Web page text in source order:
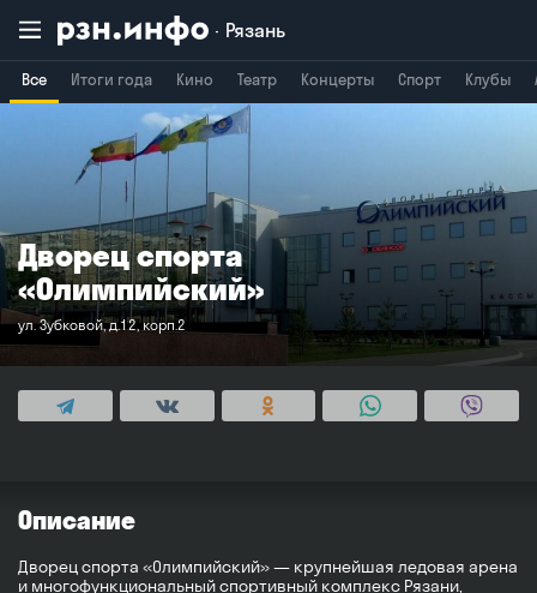
Рязань
Все Итоги года Кино Театр Концерты Спорт Клубы
Владимир Брянск
Дворец спорта
«Олимпийский»
ул. Зубковой, д.12, корп.2
Описание
Дворец спорта «Олимпийский» — крупнейшая ледовая арена
и многофункциональный спортивный комплекс Рязани,